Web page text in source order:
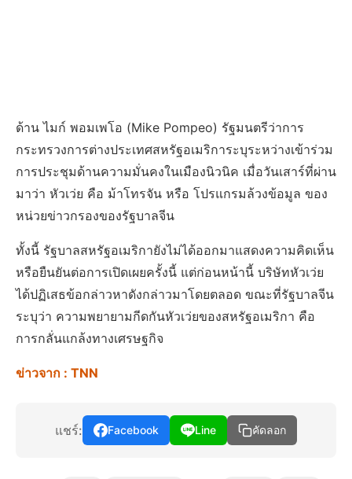
ด้าน ไมก์ พอมเพโอ (Mike Pompeo) รัฐมนตรีว่าการ
กระทรวงการต่างประเทศสหรัฐอเมริการะบุระหว่างเข้าร่วม
การประชุมด้านความมั่นคงในเมืองนิวนิค เมื่อวันเสาร์ที่ผ่าน
มาว่า หัวเว่ย คือ ม้าโทรจัน หรือ โปรแกรมล้วงข้อมูล ของ
หน่วยข่าวกรองของรัฐบาลจีน
ทั้งนี้ รัฐบาลสหรัฐอเมริกายังไม่ได้ออกมาแสดงความคิดเห็น
หรือยืนยันต่อการเปิดเผยครั้งนี้ แต่ก่อนหน้านี้ บริษัทหัวเว่ย
ได้ปฏิเสธข้อกล่าวหาดังกล่าวมาโดยตลอด ขณะที่รัฐบาลจีน
ระบุว่า ความพยายามกีดกันหัวเว่ยของสหรัฐอเมริกา คือ
การกลั่นแกล้งทางเศรษฐกิจ
ข่าวจาก : TNN
แชร์: Facebook Line คัดลอก